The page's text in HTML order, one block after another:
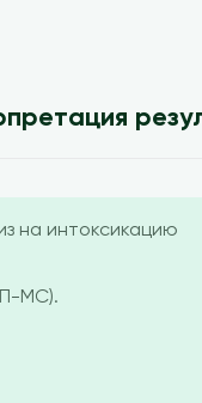
на интоксикацию
МС).